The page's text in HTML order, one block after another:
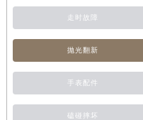
走时故障
抛光翻新
手表配件
磕碰摔坏